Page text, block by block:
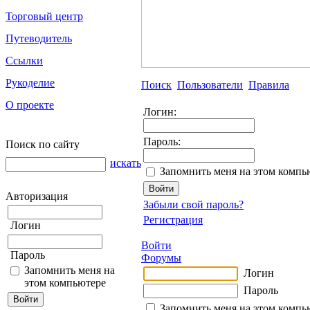
Торговый центр
Путеводитель
Ссылки
Рукоделие
О проекте
Поиск по сайту
искать
Авторизация
Логин
Пароль
Запомнить меня на
этом компьютере
Поиск Пользователи Правила
Логин:
Пароль:
Запомнить меня на этом
Забыли свой пароль?
Регистрация
Войти
Форумы
Логин
Пароль